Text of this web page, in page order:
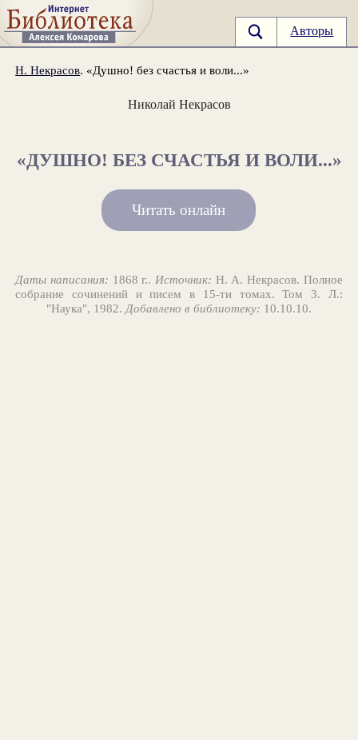
Авторы
Н. Некрасов. «Душно! без счастья и воли...»
Николай Некрасов
«ДУШНО! БЕЗ СЧАСТЬЯ И ВОЛИ...»
Читать онлайн
Даты написания: 1868 г.. Источник: Н. А. Некрасов. Полное
собрание сочинений и писем в 15-ти томах. Том 3. Л.:
"Наука", 1982.Добавлено в библиотеку: 10.10.10.